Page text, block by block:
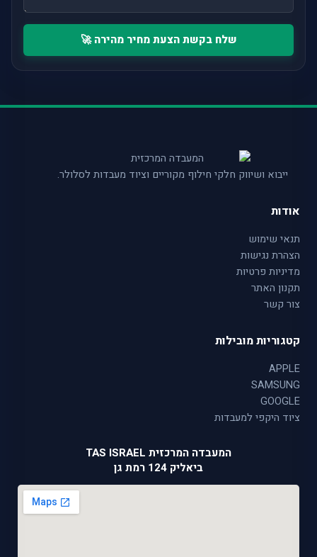
שלח בקשת הצעת מחיר מהירה 🚀
ייבוא ושיווק חלקי חילוף מקוריים וציוד מעבדות לסלולר.
אודות
תנאי שימוש
הצהרת נגישות
מדיניות פרטיות
תקנון האתר
צור קשר
קטגוריות מובילות
APPLE
SAMSUNG
GOOGLE
ציוד היקפי למעבדות
המעבדה המרכזית TAS ISRAEL
ביאליק 124 רמת גן